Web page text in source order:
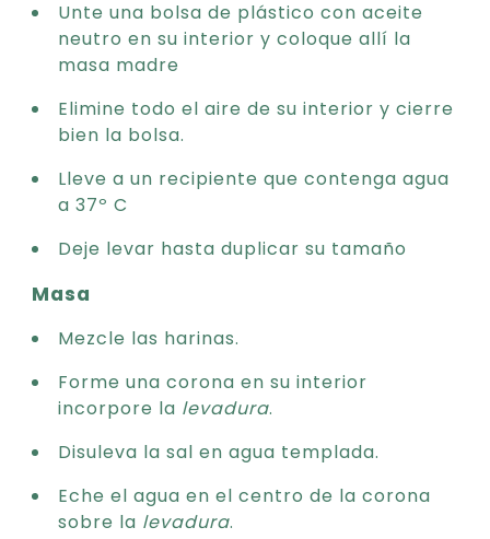
Unte una bolsa de plástico con aceite
neutro en su interior y coloque allí la
masa madre
Elimine todo el aire de su interior y cierre
bien la bolsa.
Lleve a un recipiente que contenga agua
a 37º C
Deje levar hasta duplicar su tamaño
Masa
Mezcle las harinas.
Forme una corona en su interior
incorpore la levadura.
Disuleva la sal en agua templada.
Eche el agua en el centro de la corona
sobre la levadura.